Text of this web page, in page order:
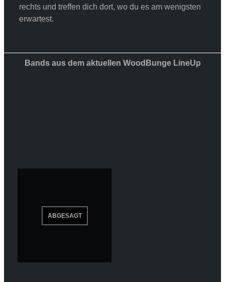
rechts und treffen dich dort, wo du es am wenigsten
erwartest.
Bands aus dem aktuellen WoodBunge LineUp